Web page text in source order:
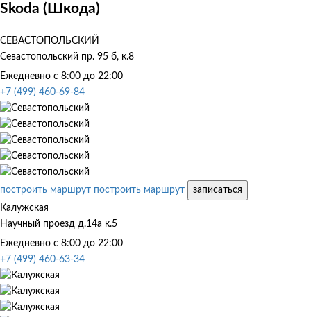
Skoda (Шкода)
СЕВАСТОПОЛЬСКИЙ
Севастопольский пр. 95 б, к.8
Ежедневно с 8:00 до 22:00
+7 (499) 460-69-84
построить маршрут построить маршрут
записаться
Калужская
Научный проезд д.14а к.5
Ежедневно с 8:00 до 22:00
+7 (499) 460-63-34